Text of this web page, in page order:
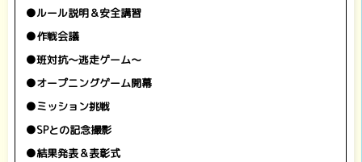
●ルール説明＆安全講習
●作戦会議
●班対抗～逃走ゲーム～
●オープニングゲーム開幕
●ミッション挑戦
●SPとの記念撮影
●結果発表＆表彰式